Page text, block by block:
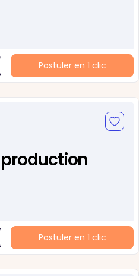
Postuler en 1 clic
Postuler en 1 clic